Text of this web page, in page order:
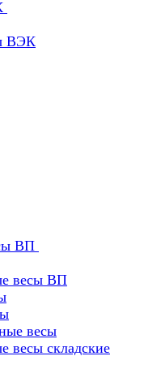
ВЭК
ВП
весы ВП
весы
весы складские